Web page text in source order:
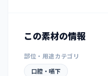
この素材の情報
部位・用途カテゴリ
口腔・嚥下